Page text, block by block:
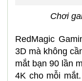
Chơi
RedMagic
3D mà không
mắt bạn 90 lần
4K cho mỗi